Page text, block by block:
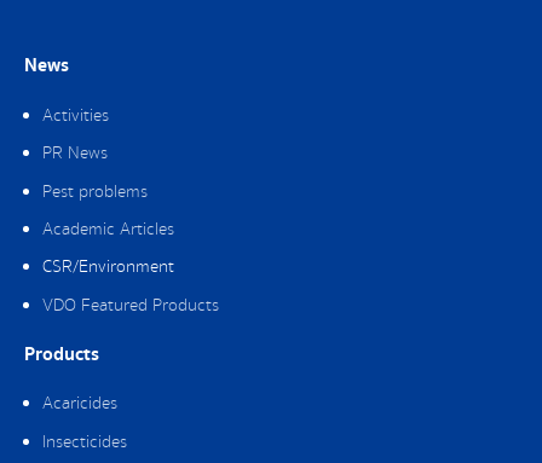
News
Activities
PR News
Pest problems
Academic Articles
CSR/Environment
VDO Featured Products
Products
Acaricides
Insecticides